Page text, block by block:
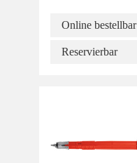
Online bestellbar
Reservierbar